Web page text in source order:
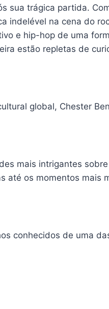
sua trágica partida.
indelével na cena do
e hip-hop de uma
estão repletas de
global, Chester
mais intrigantes
até os momentos mais
conhecidos de uma